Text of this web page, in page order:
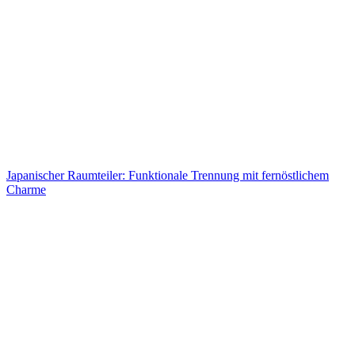
Japanischer Raumteiler: Funktionale Trennung mit fernöstlichem
Charme